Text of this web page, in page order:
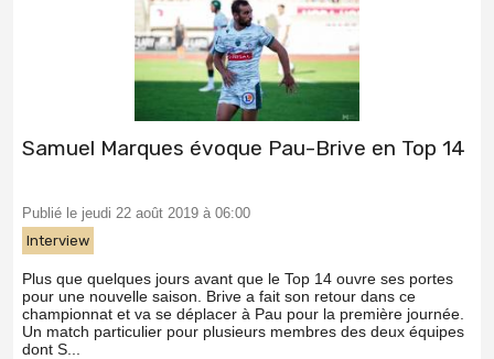
Samuel Marques évoque Pau-Brive en Top 14
Publié le jeudi 22 août 2019 à 06:00
Interview
Plus que quelques jours avant que le Top 14 ouvre ses portes
pour une nouvelle saison. Brive a fait son retour dans ce
championnat et va se déplacer à Pau pour la première journée.
Un match particulier pour plusieurs membres des deux équipes
dont S...